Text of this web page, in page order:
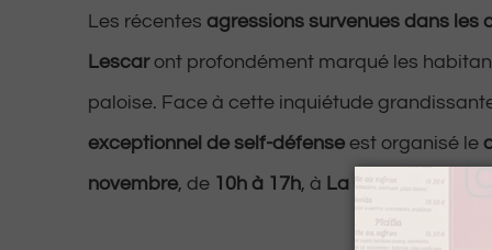
Les récentes agressions survenues dans les
Lescaront profondément marqué les
paloise. Face à cette inquiétude
exceptionnel de self-défense est organisé le
novembre, de 10h à 17h, à La Guinguette de